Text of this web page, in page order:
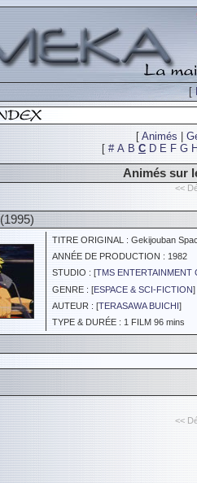
[
[ Animés
[ # A B C D E F G H
Animés sur
<<
(1995)
TITRE ORIGINAL : Gekijouban
ANNÉE DE PRODUCTION : 1982
STUDIO : [TMS ENTERTAINMENT
GENRE : [ESPACE & SCI-FICTION]
AUTEUR : [TERASAWA BUICHI]
TYPE & DURÉE : 1 FILM 96 mins
<<